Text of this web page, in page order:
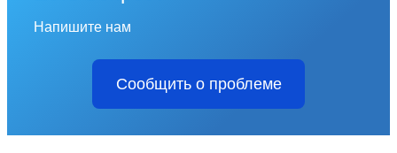
Напишите нам
Сообщить о проблеме